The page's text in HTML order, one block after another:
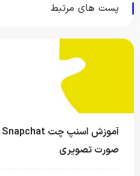
پست های مرتبط
صورت تصویری